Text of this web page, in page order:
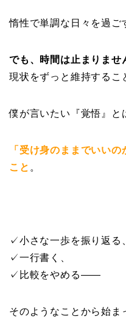
惰性で単調な日々を過
でも、時間は止まりませ
現状をずっと維持するこ
僕が言いたい『覚悟』
「受け身のままでいい
こと 。
✓小さな一歩を振り返る
✓一行書く、
✓比較をやめる——
そのようなことから始ま